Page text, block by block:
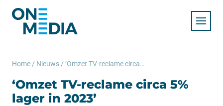
Home / Nieuws / ‘Omzet TV-reclame circa 5% lager in 2023’
‘Omzet TV-reclame circa 5%
lager in 2023’